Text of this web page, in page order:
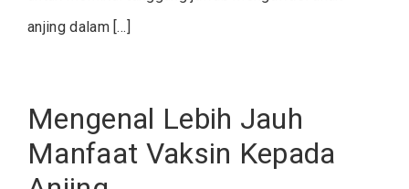
anjing dalam […]
Mengenal Lebih Jauh
Manfaat Vaksin Kepada